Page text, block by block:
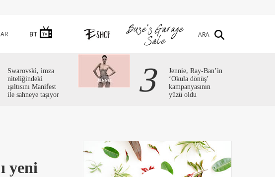
ARA
Swarovski, imza
niteliğindeki
ışıltısını Manifest
ile sahneye taşıyor
3
Jennie, Ray-Ban’in
‘Okula dönüş’
kampanyasının
yüzü oldu
yeni